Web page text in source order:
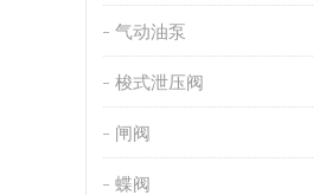
气动油泵
梭式泄压阀
闸阀
蝶阀